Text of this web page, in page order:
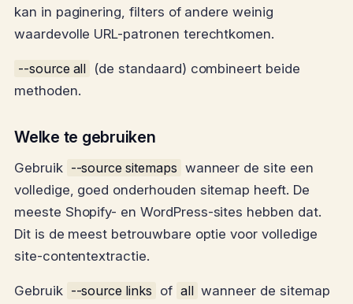
kan in paginering, filters of andere weinig
waardevolle URL-patronen terechtkomen.
--source all (de standaard) combineert beide
methoden.
Welke te gebruiken
Gebruik --source sitemaps wanneer de site een
volledige, goed onderhouden sitemap heeft. De
meeste Shopify- en WordPress-sites hebben dat.
Dit is de meest betrouwbare optie voor volledige
site-contentextractie.
Gebruik --source links of all wanneer de sitemap